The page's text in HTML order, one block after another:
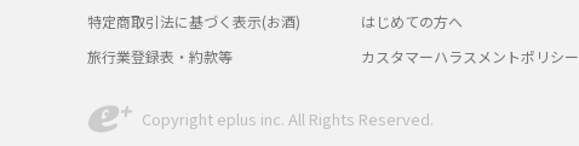
特定商取引法に基づく表示(お酒)
旅行業登録表・約款等
はじめての方へ
カスタマーハラスメントポリシー
Copyright eplus inc. All Rights Reserved.